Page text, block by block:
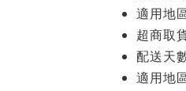
適用地
超商取
配送天
適用地